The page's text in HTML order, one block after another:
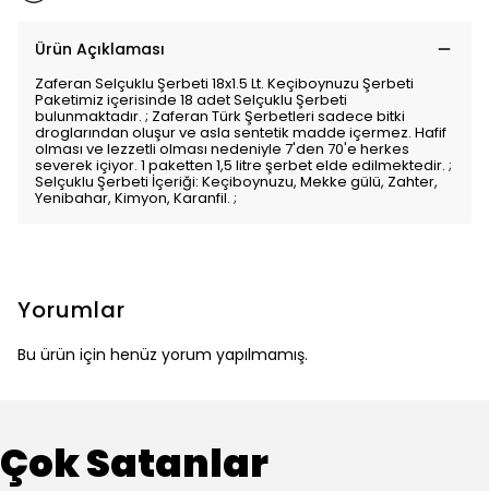
Ürün Açıklaması
Zaferan Selçuklu Şerbeti 18x1.5 Lt. Keçiboynuzu Şerbeti
Paketimiz içerisinde 18 adet Selçuklu Şerbeti
bulunmaktadır. ; Zaferan Türk Şerbetleri sadece bitki
droglarından oluşur ve asla sentetik madde içermez. Hafif
olması ve lezzetli olması nedeniyle 7'den 70'e herkes
severek içiyor. 1 paketten 1,5 litre şerbet elde edilmektedir. ;
Selçuklu Şerbeti İçeriği: Keçiboynuzu, Mekke gülü, Zahter,
Yenibahar, Kimyon, Karanfil. ;
Yorumlar
Bu ürün için henüz yorum yapılmamış.
Çok Satanlar